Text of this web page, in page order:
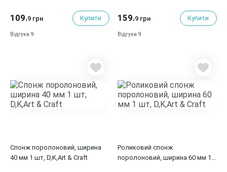
109.9 грн Купити
Відгуки 9
159.9 грн Купити
Відгуки 9
Спонж поролоновий, ширина
40 мм 1 шт, D,K,Art & Сraft
Роликовий спонж
поролоновий, ширина 60 мм 1